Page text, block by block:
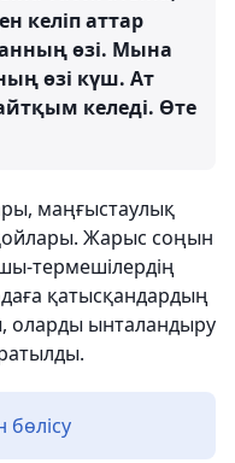
келіп аттар
өзі. Мына
өзі күш. Ат
келеді. Өте
маңғыстаулық
Жарыс соңын
термешілердің
қатысқандардың
оларды ынталандыру